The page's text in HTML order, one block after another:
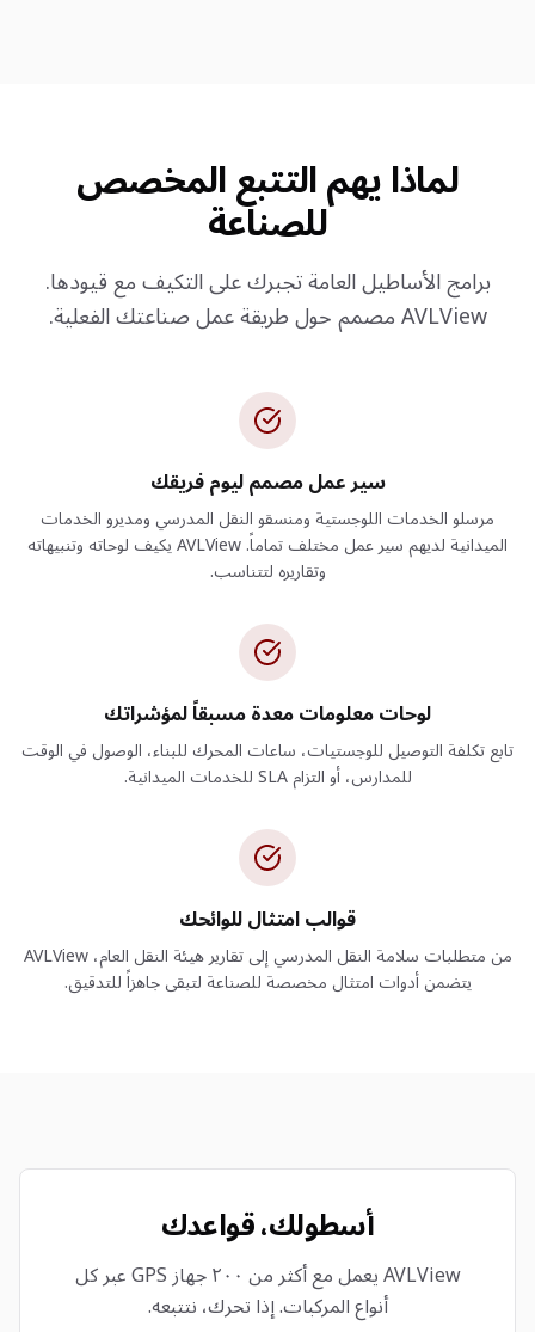
لماذا يهم التتبع المخصص
للصناعة
برامج الأساطيل العامة تجبرك على التكيف مع قيودها.
AVLView مصمم حول طريقة عمل صناعتك الفعلية.
سير عمل مصمم ليوم فريقك
مرسلو الخدمات اللوجستية ومنسقو النقل المدرسي ومديرو الخدمات
الميدانية لديهم سير عمل مختلف تماماً. AVLView يكيف لوحاته وتنبيهاته
وتقاريره لتتناسب.
لوحات معلومات معدة مسبقاً لمؤشراتك
تابع تكلفة التوصيل للوجستيات، ساعات المحرك للبناء، الوصول في الوقت
للمدارس، أو التزام SLA للخدمات الميدانية.
قوالب امتثال للوائحك
من متطلبات سلامة النقل المدرسي إلى تقارير هيئة النقل العام، AVLView
يتضمن أدوات امتثال مخصصة للصناعة لتبقى جاهزاً للتدقيق.
أسطولك، قواعدك
AVLView يعمل مع أكثر من ٢٠٠ جهاز GPS عبر كل
أنواع المركبات. إذا تحرك، نتتبعه.